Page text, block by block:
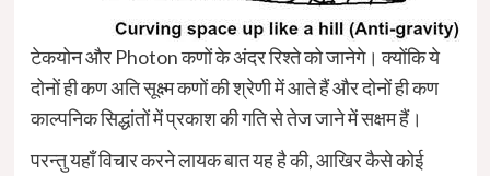
टेकयोन और Photon कणों के अंदर रिश्ते को जानेगे। क्योंकि ये
दोनों ही कण अति सूक्ष्म कणों की श्रेणी में आते हैं और दोनों ही कण
काल्पनिक सिद्धांतों में प्रकाश की गति से तेज जाने में सक्षम हैं।
परन्तु यहाँ विचार करने लायक बात यह है की, आखिर कैसे कोई